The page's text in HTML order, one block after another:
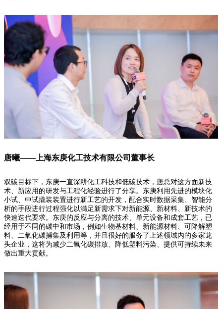
唐曦——上海东庚化工技术有限公司董事长
双碳目标下，东庚一直深耕化工科技和低碳技术，唐总对这方面新技
术、新应用的研发与工程化经验进行了分享。东庚利用先进的模块化
小试、中试撬装装置进行新工艺的开发，配合实时数据采集、智能分
析的手段进行过程强化以满足新需求下对新能源、新材料、新技术的
快速迭代要求。东庚的反应与分离的技术、单元设备和成套工艺，已
经用于不同的碳中和市场，例如生物基材料、新能源材料、可降解塑
料、二氧化碳捕集及利用等，并且很好的服务了上述领域内的多家龙
头企业，这将为减少二氧化碳排放、降低塑料污染、提供可持续未来
做出重大贡献。